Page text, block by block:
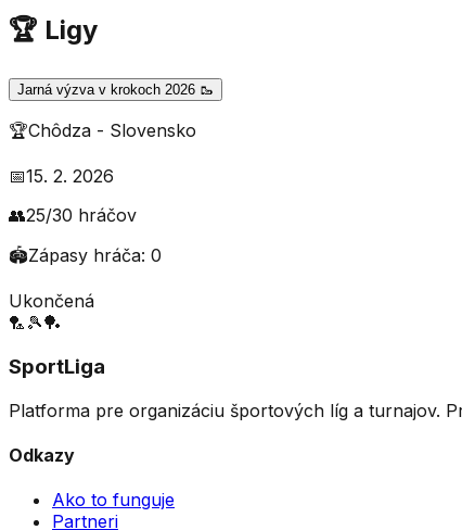
🏆 Ligy
Jarná výzva v krokoch 2026 🥾
🏆Chôdza - Slovensko
📅15. 2. 2026
👥25/30 hráčov
🏟️Zápasy hráča: 0
Ukončená
🏸 🎾🏓
SportLiga
Platforma pre organizáciu športových líg a turnajov.
Odkazy
Ako to funguje
Partneri